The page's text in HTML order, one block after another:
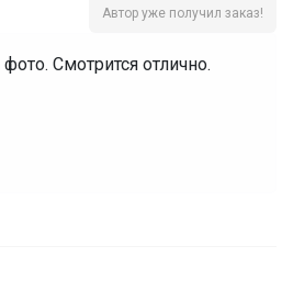
Автор уже получил заказ!
Смотрится отлично.
школе в одном месте!